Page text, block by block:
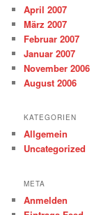
April 2007
März 2007
Februar 2007
Januar 2007
November 2006
August 2006
KATEGORIEN
Allgemein
Uncategorized
META
Anmelden